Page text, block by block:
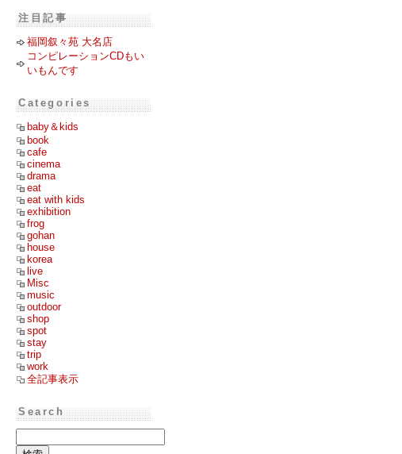
注目記事
福岡叙々苑 大名店
コンピレーションCDもい
いもんです
Categories
baby＆kids
book
cafe
cinema
drama
eat
eat with kids
exhibition
frog
gohan
house
korea
live
Misc
music
outdoor
shop
spot
stay
trip
work
全記事表示
Search